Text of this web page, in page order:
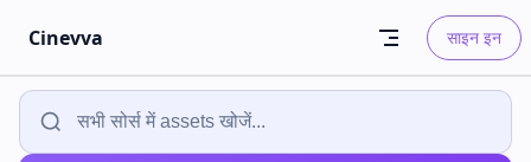
Skip to content
Cinevva साइन इन